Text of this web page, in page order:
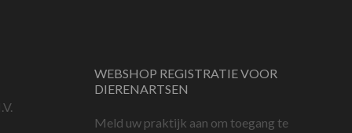
WEBSHOP REGISTRATIE VOOR
DIERENARTSEN
Meld uw praktijk aan om toegang te